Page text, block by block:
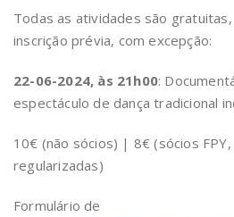
Todas as atividades são
inscrição prévia, com excepção:
22-06-2024, às 21h00:
espectáculo de dança tradicional
10€ (não sócios) | 8€ (sócios
regularizadas)
Formulário de